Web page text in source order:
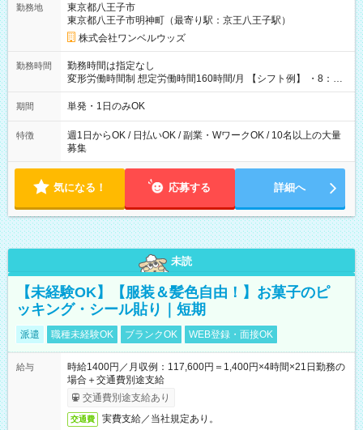
勤務地
東京都八王子市
東京都八王子市明神町（最寄り駅：京王八王子駅）
株式会社ワンベルウッズ
勤務時間
勤務時間は指定なし
変形労働時間制 想定労働時間160時間/月 【シフト例】 ・8：00
～21：00
期間 単発・1日のみOK
特徴
週1日からOK / 日払いOK / 副業・WワークOK / 10名以上の大量
募集
気になる！ 応募する 詳細へ
未読
【未経験OK】【服装＆髪色自由！】お菓子のピ
ッキング・シール貼り｜短期
派遣 職種未経験OK ブランクOK WEB登録・面接OK
給与
時給1400円／月収例：117,600円＝1,400円×4時間×21日勤務の
場合＋交通費別途支給
交通費別途支給あり
交通費 実費支給／当社規定あり。